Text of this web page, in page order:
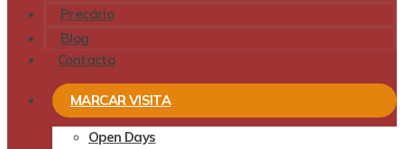
Preçário
Blog
Contacto
MARCAR VISITA
Open Days